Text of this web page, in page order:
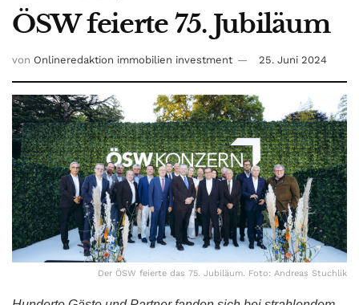
ÖSW feierte 75. Jubiläum
von Onlineredaktion immobilien investment 25. Juni 2024
Der ÖSW feierte das 75. Jubiläum. Foto: Andreas Stuchlik